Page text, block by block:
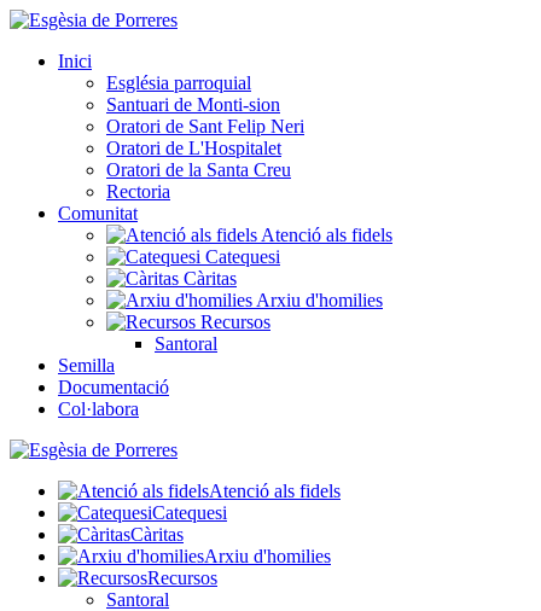
Inici
Església parroquial
Santuari de Monti-sion
Oratori de Sant Felip Neri
Oratori de L'Hospitalet
Oratori de la Santa Creu
Rectoria
Comunitat
Atenció als fidels
Catequesi
Càritas
Arxiu d'homilies
Recursos
Santoral
Semilla
Documentació
Col·labora
Atenció als fidels
Catequesi
Càritas
Arxiu d'homilies
Recursos
Santoral